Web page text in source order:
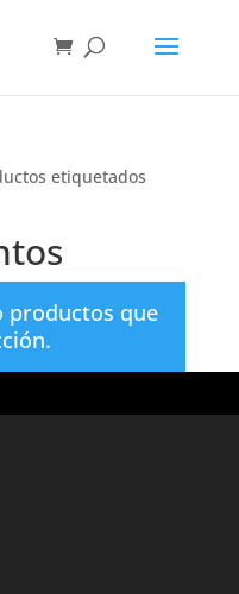
etiquetados
productos que